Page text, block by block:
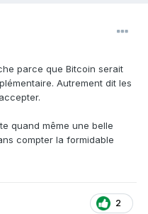
parce que Bitcoin serait
Autrement dit les
quand même une belle
compter la formidable
2